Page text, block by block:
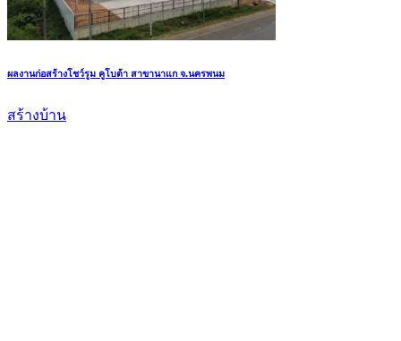
ผลงานก่อสร้างโชว์รูม คูโบต้า สาขานาแก จ.นครพนม
สร้างบ้าน